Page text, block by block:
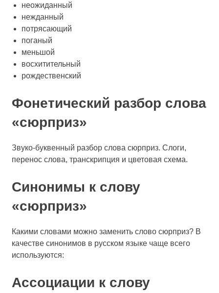
неожиданный
нежданный
потрясающий
поганый
меньшой
восхитительный
рождественский
Фонетический разбор слова
«сюрприз»
Звуко-буквенный разбор слова сюрприз. Слоги,
перенос слова, транскрипция и цветовая схема.
Синонимы к слову
«сюрприз»
Какими словами можно заменить слово сюрприз? В
качестве синонимов в русском языке чаще всего
используются:
Ассоциации к слову